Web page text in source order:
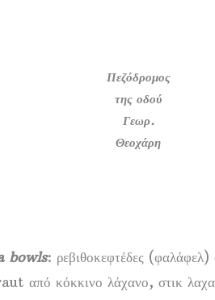
Πεζόδρομος
της οδού
Γεωρ.
Θεοχάρη
bowls: ρεβιθοκεφτέδες
από κόκκινο λάχανο, στικ